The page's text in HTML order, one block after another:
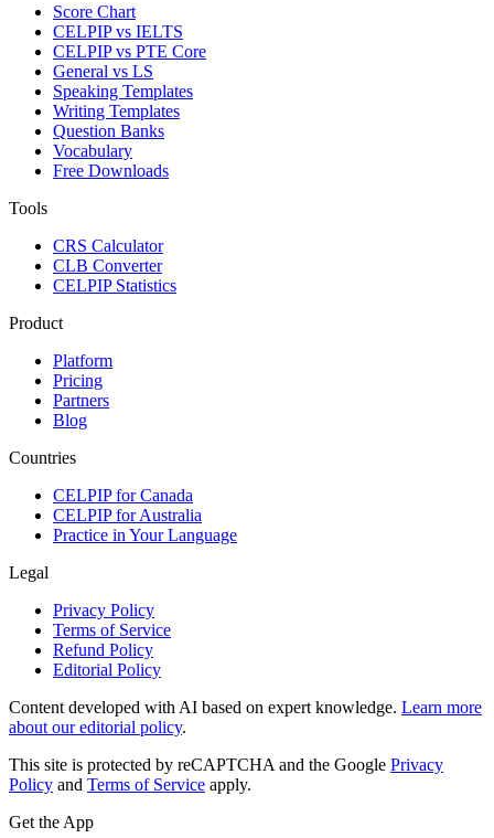
Score Chart
CELPIP vs IELTS
CELPIP vs PTE Core
General vs LS
Speaking Templates
Writing Templates
Question Banks
Vocabulary
Free Downloads
Tools
CRS Calculator
CLB Converter
CELPIP Statistics
Product
Platform
Pricing
Partners
Blog
Countries
CELPIP for Canada
CELPIP for Australia
Practice in Your Language
Legal
Privacy Policy
Terms of Service
Refund Policy
Editorial Policy
Content developed with AI based on expert knowledge. Learn more
about our editorial policy.
This site is protected by reCAPTCHA and the Google Privacy
Policy and Terms of Service apply.
Get the App